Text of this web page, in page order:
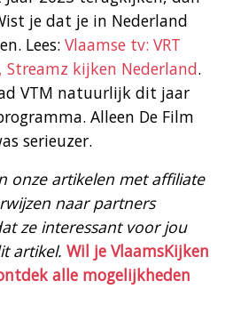
je dat je in Nederland
Lees: Vlaamse tv: VRT
Streamz kijken Nederland.
VTM natuurlijk dit jaar
Alleen De Film
serieuzer.
onze artikelen met affiliate
naar partners
ze interessant voor jou
artikel. Wil je VlaamsKijken
alle mogelijkheden